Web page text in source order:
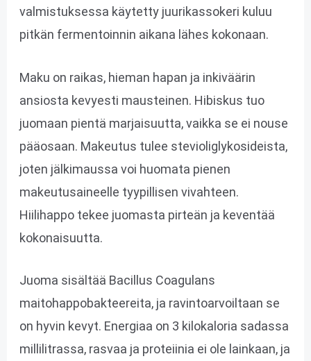
valmistuksessa käytetty juurikassokeri kuluu
pitkän fermentoinnin aikana lähes kokonaan.
Maku on raikas, hieman hapan ja inkiväärin
ansiosta kevyesti mausteinen. Hibiskus tuo
juomaan pientä marjaisuutta, vaikka se ei nouse
pääosaan. Makeutus tulee stevioliglykosideista,
joten jälkimaussa voi huomata pienen
makeutusaineelle tyypillisen vivahteen.
Hiilihappo tekee juomasta pirteän ja keventää
kokonaisuutta.
Juoma sisältää Bacillus Coagulans
maitohappobakteereita, ja ravintoarvoiltaan se
on hyvin kevyt. Energiaa on 3 kilokaloria sadassa
millilitrassa, rasvaa ja proteiinia ei ole lainkaan, ja